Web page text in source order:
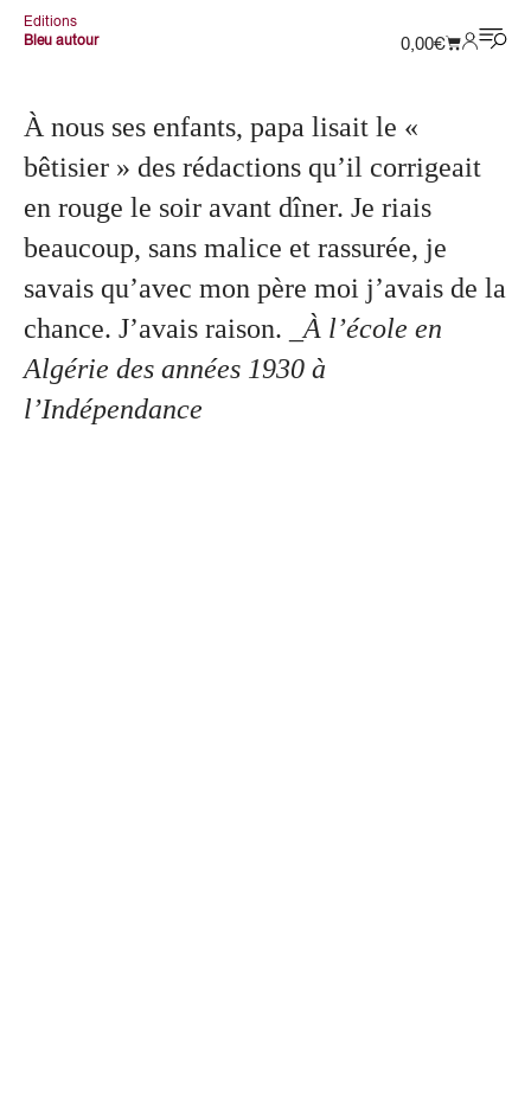
Editions
Bleu autour
0,00€
À nous ses enfants, papa lisait le «
bêtisier » des rédactions qu’il corrigeait
en rouge le soir avant dîner. Je riais
beaucoup, sans malice et rassurée, je
savais qu’avec mon père moi j’avais de la
chance. J’avais raison.
_À l’école en
Algérie des années 1930 à
l’Indépendance